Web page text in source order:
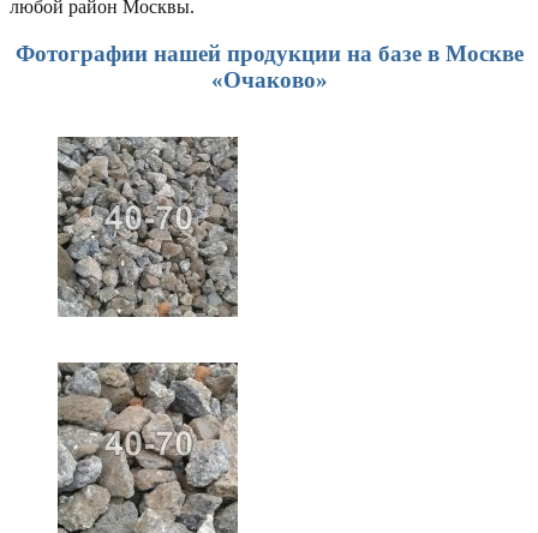
любой район Москвы.
Фотографии нашей продукции на базе в Москве
«Очаково»